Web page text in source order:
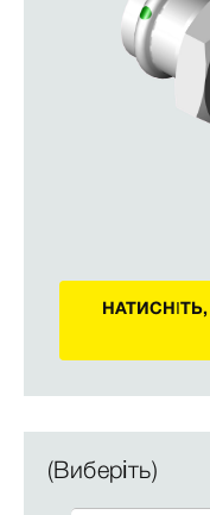
(Виберіть)